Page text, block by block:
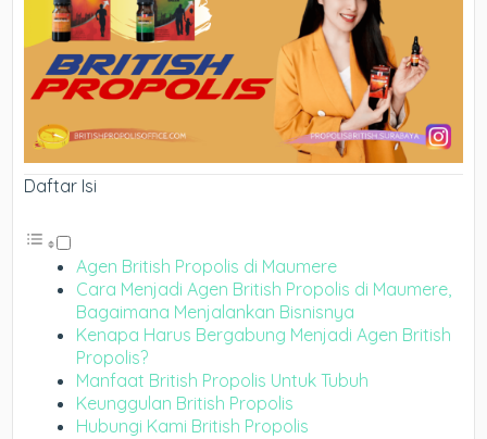
Daftar Isi
Agen British Propolis di Maumere
Cara Menjadi Agen British Propolis di Maumere,
Bagaimana Menjalankan Bisnisnya
Kenapa Harus Bergabung Menjadi Agen British
Propolis?
Manfaat British Propolis Untuk Tubuh
Keunggulan British Propolis
Hubungi Kami British Propolis